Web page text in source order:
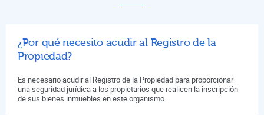
¿Por qué necesito acudir al Registro de la
Propiedad?
Es necesario acudir al Registro de la Propiedad para proporcionar
una seguridad jurídica a los propietarios que realicen la inscripción
de sus bienes inmuebles en este organismo.